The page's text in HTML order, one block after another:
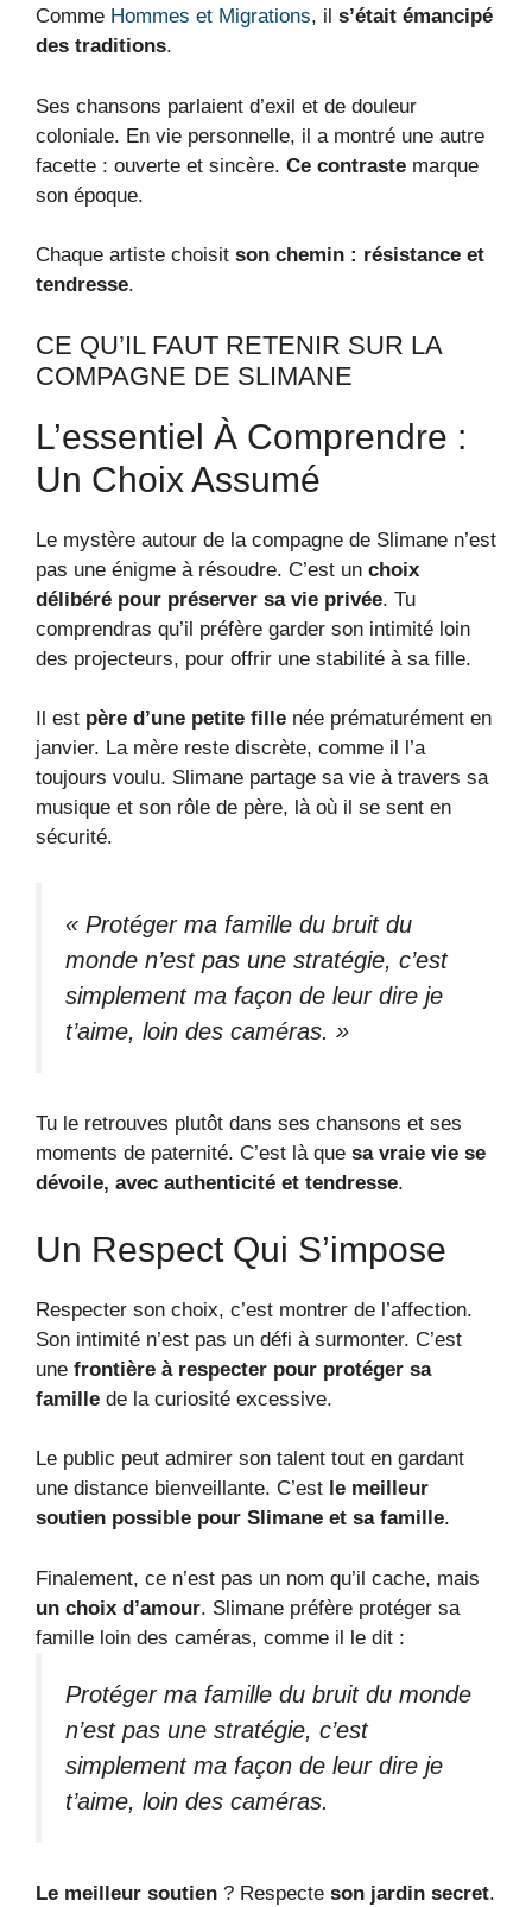
Comme Hommes et Migrations, il s’était émancipé
des traditions.
Ses chansons parlaient d’exil et de douleur
coloniale. En vie personnelle, il a montré une autre
facette : ouverte et sincère. Ce contraste marque
son époque.
Chaque artiste choisit son chemin : résistance et
tendresse.
CE QU’IL FAUT RETENIR SUR LA
COMPAGNE DE SLIMANE
L’essentiel À Comprendre :
Un Choix Assumé
Le mystère autour de la compagne de Slimane n’est
pas une énigme à résoudre. C’est un choix
délibéré pour préserver sa vie privée. Tu
comprendras qu’il préfère garder son intimité loin
des projecteurs, pour offrir une stabilité à sa fille.
Il est père d’une petite fille née prématurément en
janvier. La mère reste discrète, comme il l’a
toujours voulu. Slimane partage sa vie à travers sa
musique et son rôle de père, là où il se sent en
sécurité.
« Protéger ma famille du bruit du
monde n’est pas une stratégie, c’est
simplement ma façon de leur dire je
t’aime, loin des caméras. »
Tu le retrouves plutôt dans ses chansons et ses
moments de paternité. C’est là que sa vraie vie se
dévoile, avec authenticité et tendresse.
Un Respect Qui S’impose
Respecter son choix, c’est montrer de l’affection.
Son intimité n’est pas un défi à surmonter. C’est
une frontière à respecter pour protéger sa
famille de la curiosité excessive.
Le public peut admirer son talent tout en gardant
une distance bienveillante. C’est le meilleur
soutien possible pour Slimane et sa famille.
Finalement, ce n’est pas un nom qu’il cache, mais
un choix d’amour. Slimane préfère protéger sa
famille loin des caméras, comme il le dit :
Protéger ma famille du bruit du monde
n’est pas une stratégie, c’est
simplement ma façon de leur dire je
t’aime, loin des caméras.
Le meilleur soutien ? Respecte son jardin secret.